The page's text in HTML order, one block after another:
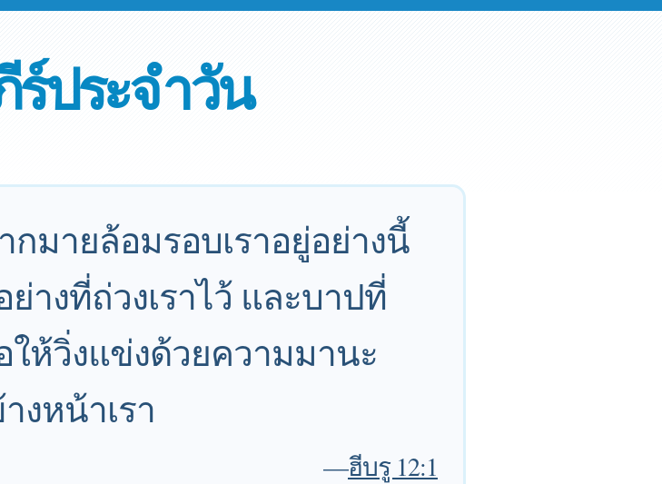
ประจำวัน
มายล้อมรอบเราอยู่อย่างนี้
างที่ถ่วงเราไว้ และบาปที่
ให้วิ่งแข่งด้วยความมานะ
งหน้าเรา
—ฮีบรู 12:1